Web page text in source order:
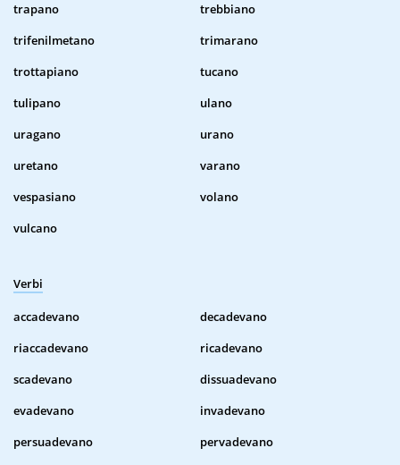
trapano
trebbiano
trifenilmetano
trimarano
trottapiano
tucano
tulipano
ulano
uragano
urano
uretano
varano
vespasiano
volano
vulcano
Verbi
accadevano
decadevano
riaccadevano
ricadevano
scadevano
dissuadevano
evadevano
invadevano
persuadevano
pervadevano